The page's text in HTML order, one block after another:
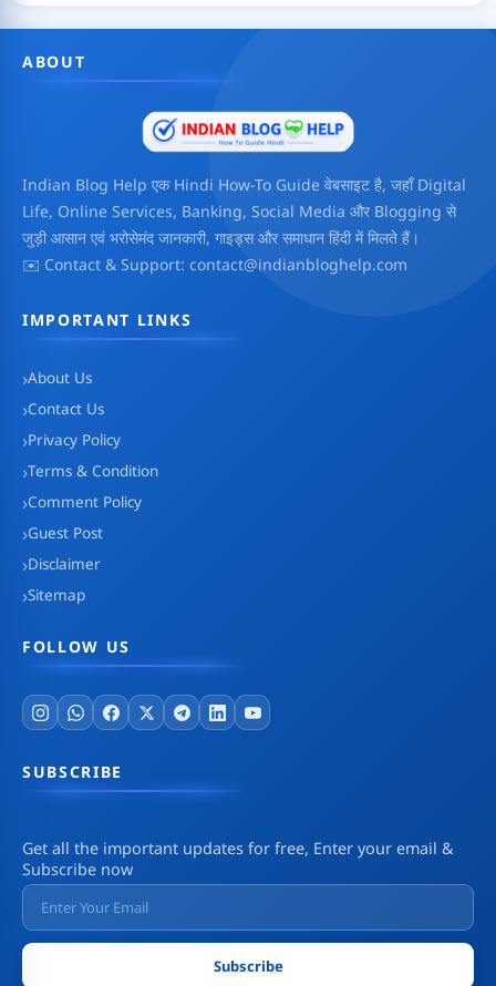
ABOUT
Indian Blog Help एक Hindi How-To Guide वेबसाइट है, जहाँ Digital
Life, Online Services, Banking, Social Media और Blogging से
जुड़ी आसान एवं भरोसेमंद जानकारी, गाइड्स और समाधान हिंदी में मिलते हैं।
✉️ Contact & Support: contact@indianbloghelp.com
IMPORTANT LINKS
About Us
Contact Us
Privacy Policy
Terms & Condition
Comment Policy
Guest Post
Disclaimer
Sitemap
FOLLOW US
SUBSCRIBE
Get all the important updates for free, Enter your email &
Subscribe now